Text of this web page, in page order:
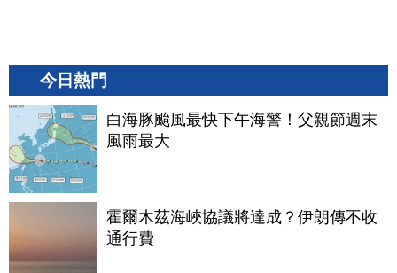
今日熱門
白海豚颱風最快下午海警！父親節週末
風雨最大
霍爾木茲海峽協議將達成？伊朗傳不收
通行費